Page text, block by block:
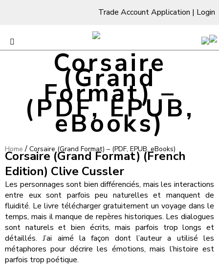
Trade Account Application | Login
Corsaire
(Grand
Format) –
(PDF, EPUB,
eBooks)
Home / Corsaire (Grand Format) – (PDF, EPUB, eBooks)
Corsaire (Grand Format) (French
Edition) Clive Cussler
Les personnages sont bien différenciés, mais les interactions
entre eux sont parfois peu naturelles et manquent de
fluidité. Le livre télécharger gratuitement un voyage dans le
temps, mais il manque de repères historiques. Les dialogues
sont naturels et bien écrits, mais parfois trop longs et
détaillés. J’ai aimé la façon dont l’auteur a utilisé les
métaphores pour décrire les émotions, mais l’histoire est
parfois trop poétique.